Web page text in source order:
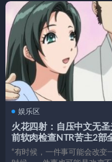
娱乐区
火花四射：自压中文无圣
前软肉检查NTR苦主2部
“有时候，一件事可能会改变